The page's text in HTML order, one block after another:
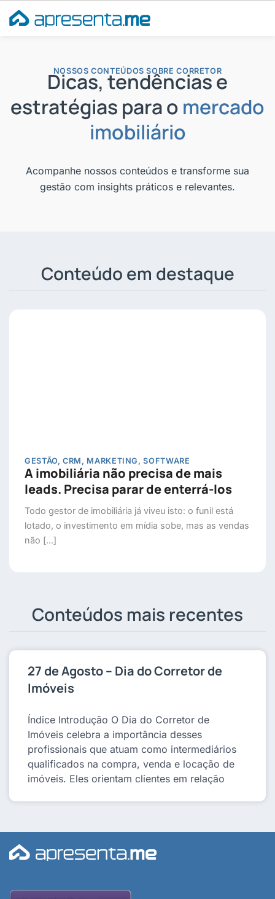
para
NOSSOS CONTEÚDOS SOBRE CORRETOR
Dicas, tendências e
estratégias para o mercado
imobiliário
Acompanhe nossos conteúdos e transforme sua
gestão com insights práticos e relevantes.
Conteúdo em destaque
GESTÃO,CRM , MARKETING ,SOFTWARE
A imobiliária não precisa de mais
leads. Precisa parar de enterrá-los
Todo gestor de imobiliária já viveu isto: o funil está
lotado, o investimento em mídia sobe, mas as vendas
não […]
Conteúdos mais recentes
27 de Agosto – Dia do Corretor de
Imóveis
Índice Introdução O Dia do Corretor de
Imóveis celebra a importância desses
profissionais que atuam como intermediários
qualificados na compra, venda e locação de
imóveis. Eles orientam clientes em relação